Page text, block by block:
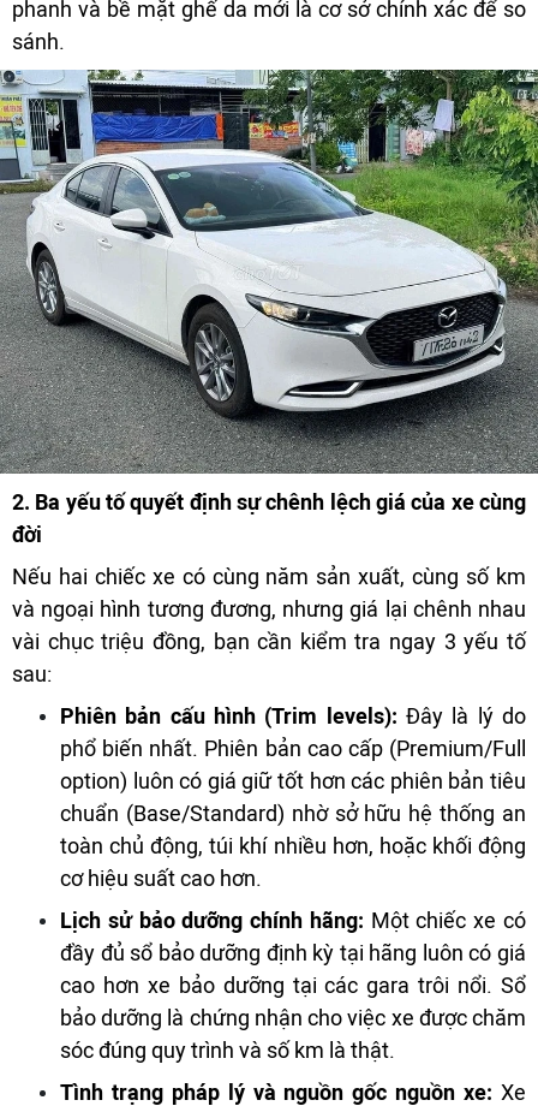
phanh và bề mặt ghế da mới là cơ sở chính xác để so
sánh.
2. Ba yếu tố quyết định sự chênh lệch giá của xe cùng
đời
Nếu hai chiếc xe có cùng năm sản xuất, cùng số km
và ngoại hình tương đương, nhưng giá lại chênh nhau
vài chục triệu đồng, bạn cần kiểm tra ngay 3 yếu tố
sau:
Phiên bản cấu hình (Trim levels): Đây là lý do
phổ biến nhất. Phiên bản cao cấp (Premium/Full
option) luôn có giá giữ tốt hơn các phiên bản tiêu
chuẩn (Base/Standard) nhờ sở hữu hệ thống an
toàn chủ động, túi khí nhiều hơn, hoặc khối động
cơ hiệu suất cao hơn.
Lịch sử bảo dưỡng chính hãng: Một chiếc xe có
đầy đủ sổ bảo dưỡng định kỳ tại hãng luôn có giá
cao hơn xe bảo dưỡng tại các gara trôi nổi. Sổ
bảo dưỡng là chứng nhận cho việc xe được chăm
sóc đúng quy trình và số km là thật.
Tình trạng pháp lý và nguồn gốc nguồn xe: Xe